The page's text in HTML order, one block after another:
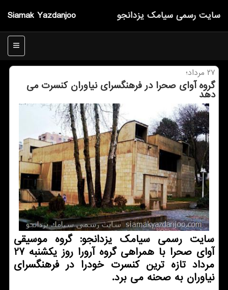
Siamak Yazdanjoo سایت رسمی سیامك یزدانجو
منو
۲۷ مرداد؛
گروه آوای صحرا در فرهنگسرای نیاوران كنسرت می
دهد
سایت رسمی سیامك یزدانجو: گروه موسیقی
آوای صحرا با همراهی گروه آرورا روز یكشنبه 27
مرداد تازه ترین كنسرت خودرا در فرهنگسرای
نیاوران به صحنه می برد.